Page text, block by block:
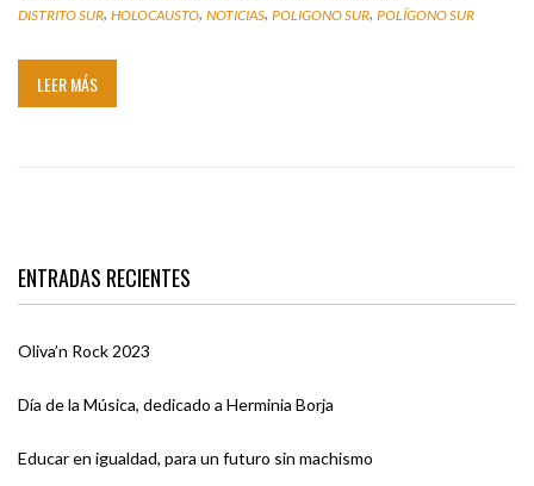
DISTRITO SUR, HOLOCAUSTO, NOTICIAS, POLIGONO SUR, POLÍGONO SUR
LEER MÁS
ENTRADAS RECIENTES
Oliva’n Rock 2023
Día de la Música, dedicado a Herminia Borja
Educar en igualdad, para un futuro sin machismo